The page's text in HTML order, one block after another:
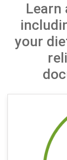
your